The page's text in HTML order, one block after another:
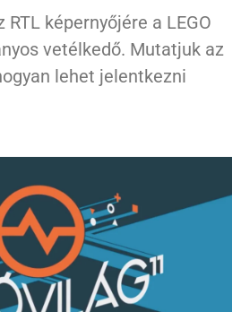
képernyőjére a LEGO
vetélkedő. Mutatjuk az
lehet jelentkezni